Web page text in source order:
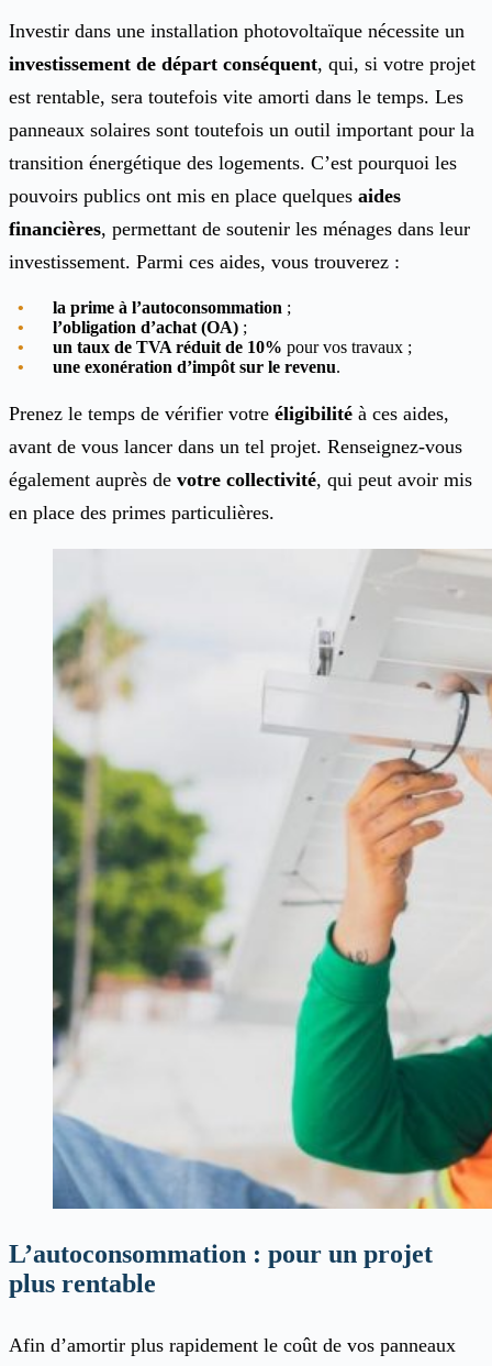
Investir dans une installation photovoltaïque nécessite un
investissement de départ conséquent, qui, si votre projet
est rentable, sera toutefois vite amorti dans le temps. Les
panneaux solaires sont toutefois un outil important pour la
transition énergétique des logements. C’est pourquoi les
pouvoirs publics ont mis en place quelques aides
financières, permettant de soutenir les ménages dans leur
investissement. Parmi ces aides, vous trouverez :
la prime à l’autoconsommation ;
l’obligation d’achat (OA) ;
un taux de TVA réduit de 10% pour vos travaux ;
une exonération d’impôt sur le revenu.
Prenez le temps de vérifier votre éligibilité à ces aides,
avant de vous lancer dans un tel projet. Renseignez-vous
également auprès de votre collectivité, qui peut avoir mis
en place des primes particulières.
L’autoconsommation : pour un projet
plus rentable
Afin d’amortir plus rapidement le coût de vos panneaux